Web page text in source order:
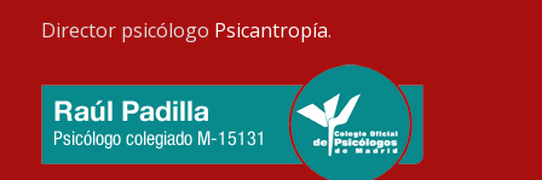
Director psicólogo Psicantropía.